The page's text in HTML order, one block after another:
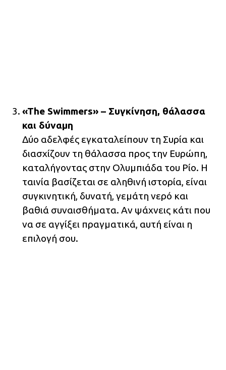
«The Swimmers» – Συγκίνηση, θάλασσα
και δύναμη
Δύο αδελφές εγκαταλείπουν τη Συρία και
διασχίζουν τη θάλασσα προς την Ευρώπη,
καταλήγοντας στην Ολυμπιάδα του Ρίο. Η
ταινία βασίζεται σε αληθινή ιστορία, είναι
συγκινητική, δυνατή, γεμάτη νερό και
βαθιά συναισθήματα. Αν ψάχνεις κάτι που
να σε αγγίξει πραγματικά, αυτή είναι η
επιλογή σου.